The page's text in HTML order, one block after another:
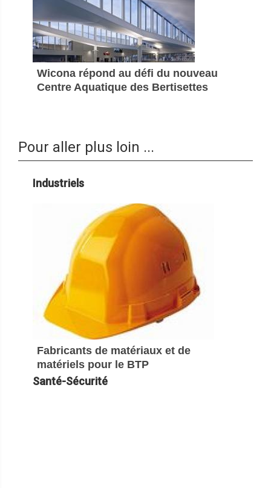
Wicona répond au défi du nouveau
Centre Aquatique des Bertisettes
Pour aller plus loin ...
Industriels
Fabricants de matériaux et de
matériels pour le BTP
Santé-Sécurité